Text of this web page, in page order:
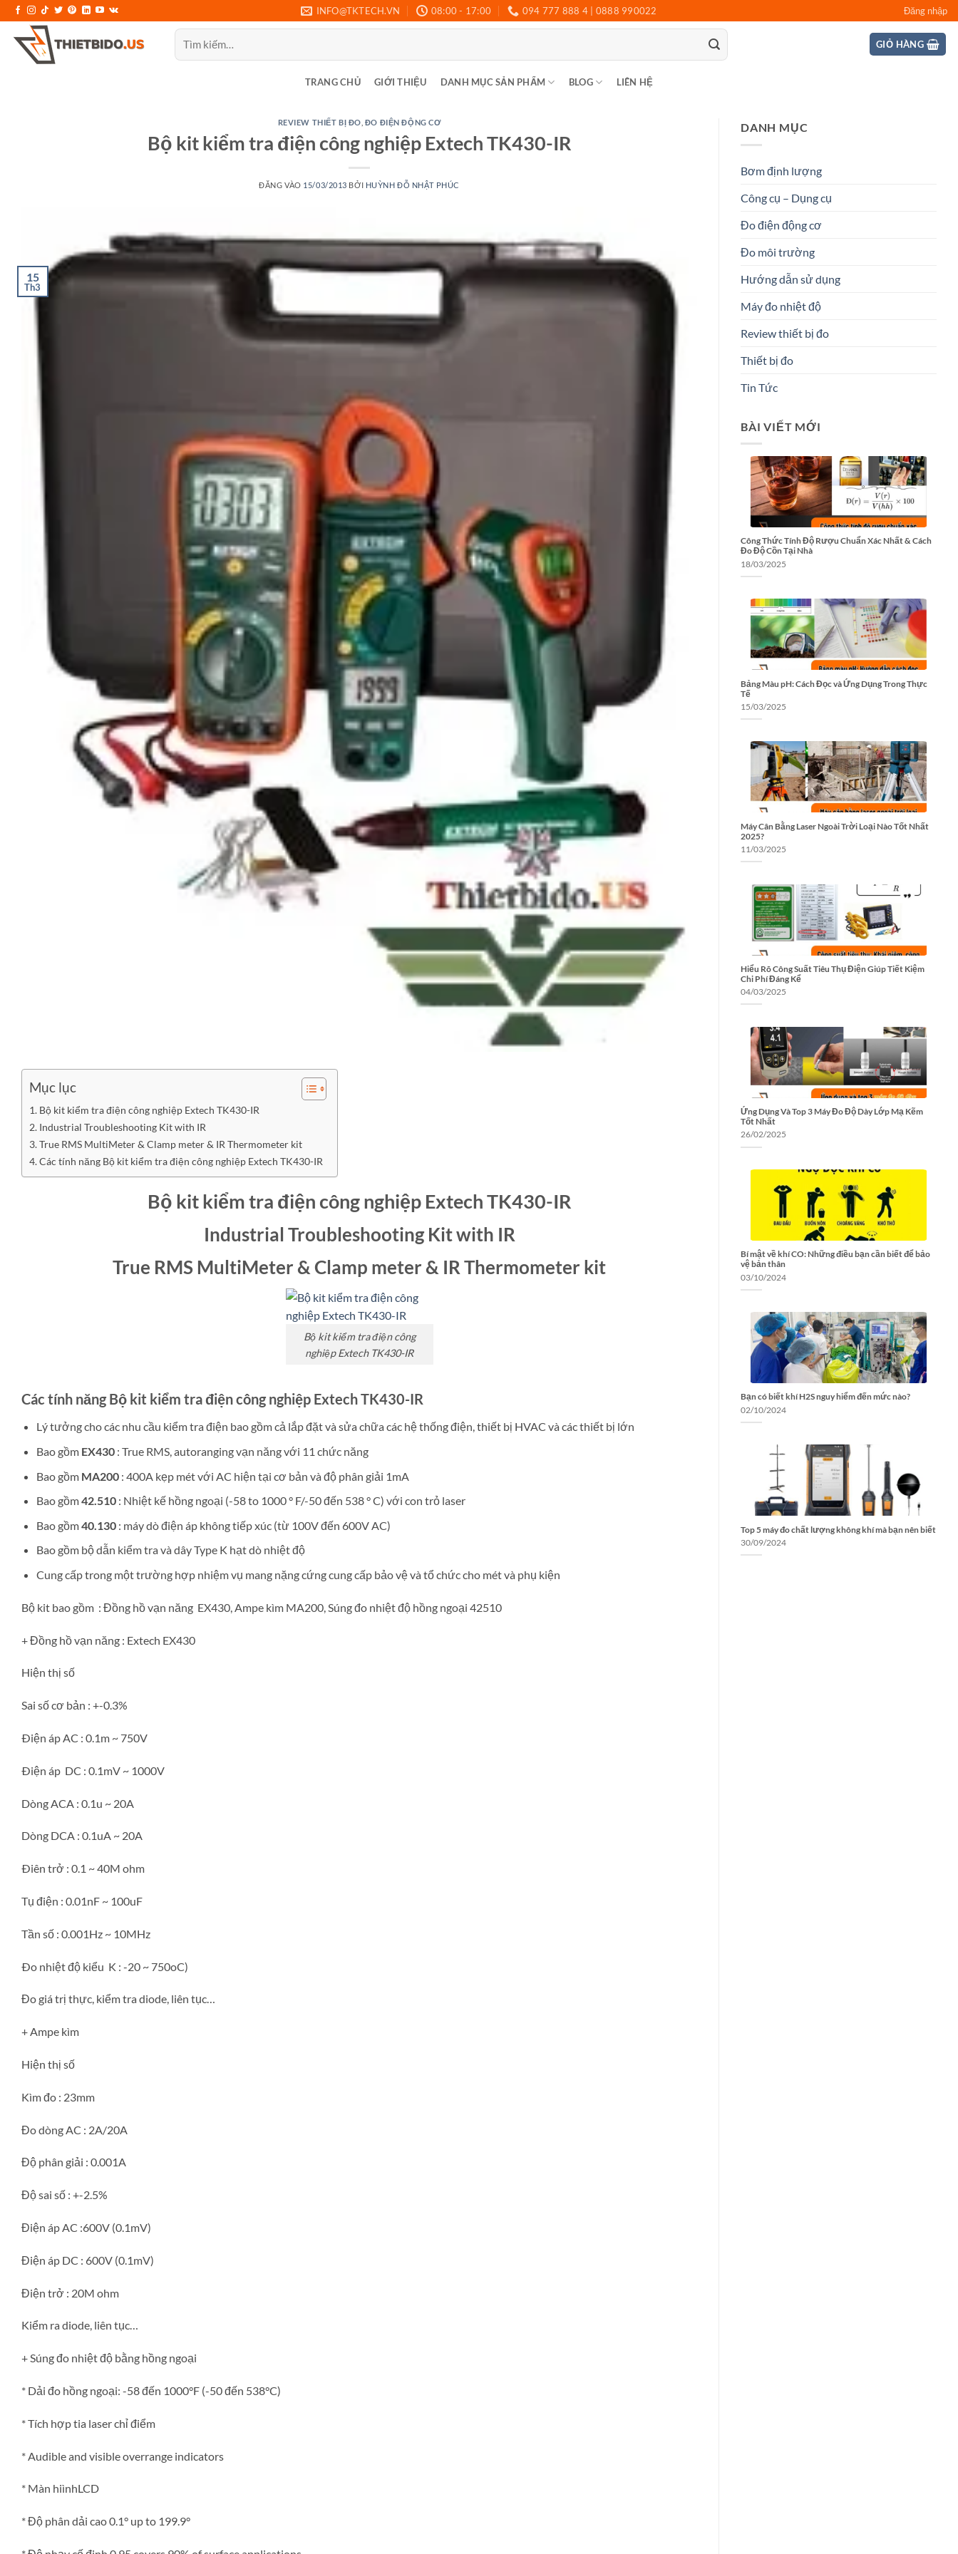
qua
nội
INFO@TKTECH.VN 08:00 - 17:00 094 777 888 4 | 0888 990022 Đăng nhập
Tìm
kiếm:
GIỎ HÀNG
TRANG CHỦ GIỚI THIỆU DANH MỤC SẢN PHẨM BLOG LIÊN HỆ
REVIEW THIẾT BỊ ĐO ĐO ĐIỆN ĐỘNG CƠ
Bộ kit kiểm tra điện công nghiệp Extech TK430-IR
ĐĂNG VÀO 15/03/2013 BỞI HUỲNH ĐỖ NHẬT PHÚC
15
Th3
Mục lục
Bộ kit kiểm tra điện công nghiệp Extech TK430-IR
Industrial Troubleshooting Kit with IR
True RMS MultiMeter & Clamp meter & IR Thermometer kit
Các tính năng Bộ kit kiểm tra điện công nghiệp Extech TK430-IR
Bộ kit kiểm tra điện công nghiệp Extech TK430-IR
Industrial Troubleshooting Kit with IR
True RMS MultiMeter & Clamp meter & IR Thermometer kit
Bộ kit kiểm tra điện công
nghiệp Extech TK430-IR
Các tính năng Bộ kit kiểm tra điện công nghiệp Extech TK430-IR
Lý tưởng cho các nhu cầu kiểm tra điện bao gồm cả lắp đặt và sửa chữa các hệ thống điện, thiết bị HVAC và các thiết bị lớn
Bao gồm EX430: True RMS, autoranging vạn năng với 11 chức năng
Bao gồm MA200: 400A kẹp mét với AC hiện tại cơ bản và độ phân giải 1mA
Bao gồm42.510: Nhiệt kế hồng ngoại (-58 to 1000 ° F/-50 đến 538 ° C) với con trỏ laser
Bao gồm40.130: máy dò điện áp không tiếp xúc (từ 100V đến 600V AC)
Bao gồm bộ dẫn kiểm tra và dây Type K hạt dò nhiệt độ
Cung cấp trong một trường hợp nhiệm vụ mang nặng cứng cung cấp bảo vệ và tổ chức cho mét và phụ kiện
Bộ kit bao gồm : Đồng hồ vạn năng EX430, Ampe kìm MA200, Súng đo nhiệt độ hồng ngoại 42510
+ Đồng hồ vạn năng : Extech EX430
Hiện thị số
Sai số cơ bản : +-0.3%
Ðiện áp AC : 0.1m ~ 750V
Ðiện áp DC : 0.1mV ~ 1000V
Dòng ACA : 0.1u ~ 20A
Dòng DCA : 0.1uA ~ 20A
Ðiên trở : 0.1 ~ 40M ohm
Tụ điện : 0.01nF ~ 100uF
Tần số : 0.001Hz ~ 10MHz
Ðo nhiệt độ kiểu K : -20 ~ 750oC)
Đo giá trị thực, kiểm tra diode, liên tục…
+ Ampe kìm
Hiện thị số
Kìm đo : 23mm
Đo dòng AC : 2A/20A
Độ phân giải : 0.001A
Độ sai số : +-2.5%
Điện áp AC :600V (0.1mV)
Điện áp DC : 600V (0.1mV)
Điện trở : 20M ohm
Kiểm ra diode, liên tục…
+ Súng đo nhiệt độ bằng hồng ngoại
* Dải đo hồng ngoại: -58 đến 1000°F (-50 đến 538°C)
* Tích hợp tia laser chỉ điểm
* Audible and visible overrange indicators
* Màn hiìnhLCD
* Độ phân dải cao 0.1° up to 199.9°
DANH MỤC
Bơm định lượng
Công cụ – Dụng cụ
Đo điện động cơ
Đo môi trường
Hướng dẫn sử dụng
Máy đo nhiệt độ
Review thiết bị đo
Thiết bị đo
Tin Tức
BÀI VIẾT MỚI
Công Thức Tính Độ Rượu Chuẩn Xác Nhất & Cách
Đo Độ Cồn Tại Nhà
18/03/2025
Bảng Màu pH: Cách Đọc và Ứng Dụng Trong Thực
Tế
15/03/2025
Máy Cân Bằng Laser Ngoài Trời Loại Nào Tốt Nhất
2025?
11/03/2025
Hiểu Rõ Công Suất Tiêu Thụ Điện Giúp Tiết Kiệm
Chi Phí Đáng Kể
04/03/2025
Ứng Dụng Và Top 3 Máy Đo Độ Dày Lớp Mạ Kẽm
Tốt Nhất
26/02/2025
Bí mật về khí CO: Những điều bạn cần biết để bảo
vệ bản thân
03/10/2024
Bạn có biết khí H2S nguy hiểm đến mức nào?
02/10/2024
Top 5 máy đo chất lượng không khí mà bạn nên biết
30/09/2024